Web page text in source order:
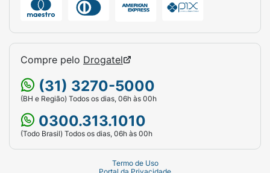
Compre pelo Drogatel
(31) 3270-5000
(BH e Região) Todos os dias, 06h às 00h
0300.313.1010
(Todo Brasil) Todos os dias, 06h às 00h
Termo de Uso